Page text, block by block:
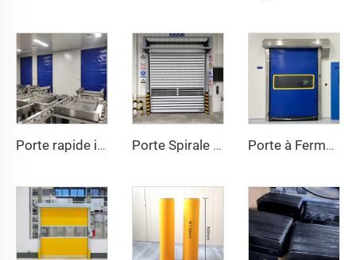
Porte rapide isolée Porte Spirale à Haut Vitesse Porte à Fermeture Éclair à Haut Vitesse